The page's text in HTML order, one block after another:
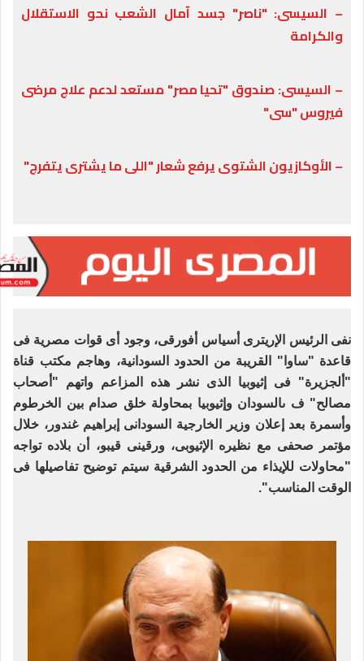
– السيسى: "ناصر" جسد آمال الشعب نحو الاستقلال
والكرامة
– السيسى: صندوق "تحيا مصر" مستعد لدعم علاج مرضى
فيروس "سى"
– الأوكازيون الشتوى يرفع شعار "اللى ما يشترى يتفرج"
نفى الرئيس الإريترى أسياس أفورقى، وجود أى قوات مصرية فى
قاعدة "ساوا" القريبة من الحدود السودانية، وهاجم مكتب قناة
"ألجزيرة" فى إثيوبيا الذى نشر هذه المزاعم واتهم "أصحاب
مصالح" ف ىالسودان وإثيوبيا بمحاولة خلق صدام بين الخرطوم
وأسمرة بعد إعلان وزير الخارجية السودانى إبراهيم غندور، خلال
مؤتمر صحفى مع نظيره الإثيوبى، ورقينى قيبو، أن بلاده تواجه
"محاولات للإيذاء من الحدود الشرقية سيتم توضيح تفاصيلها فى
الوقت المناسب".